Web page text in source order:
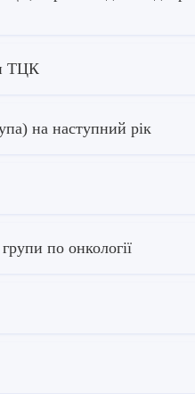
ТЦК
на наступний рік
по онкології